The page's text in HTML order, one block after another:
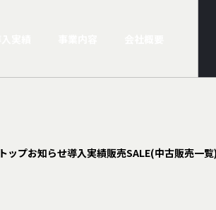
トップお知らせ導入実績販売SALE(中古販売一覧)